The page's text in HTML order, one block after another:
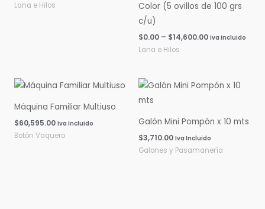
Lana e Hilos
Color (5 ovillos de 100 grs
c/u)
$0.00 – $14,600.00 Iva Incluido
Lana e Hilos
Máquina Familiar Multiuso
$60,595.00 Iva Incluido
Botón Vaquero
Galón Mini Pompón x 10 mts
$3,710.00 Iva Incluido
Galones y Pasamanería